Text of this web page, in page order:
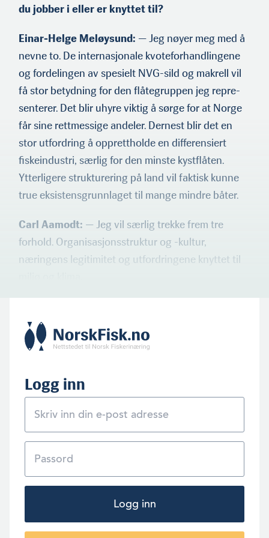
«Årets navn 2011» i norsk
Ole Troland (f.1993) er fra
Austevoll der familien har
oppdret­ts-anlegg, og
studerer Fiskeri- og
på siste semester. Han var
styreleder for Norges
sjømatkonferanse, «Håp i
Havet 2018».
du jobber i eller er knyttet til?
Einar-Helge Meløysund: — Jeg nøyer meg med å
nevne to. De inter­nasjonale kvoteforhandlingene
og fordelingen av spesielt NVG-sild og makrell vil
få stor betydning for den flåtegruppen jeg repre­
senterer. Det blir uhyre viktig å sørge for at Norge
får sine rettmessige andeler. Dernest blir det en
stor utfordring å op­prettholde en differensiert
fiskeindustri, særlig for den minste kystflåten.
Ytterligere strukturering på land vil faktisk kunne
true eksistensgrunnlaget til mange mindre båter.
Carl Aamodt: — Jeg vil særlig trekke frem tre
forhold. Organi­sasjonsstruktur og -kultur,
næringens legitimitet og utfordrin­gene knyttet til
Logg inn
Logg inn